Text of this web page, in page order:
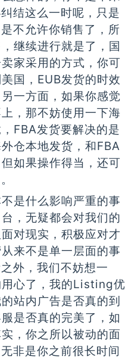
结这么一时呢，只是
不允许你销售了，所
继续进行就是了，国
家采用的方式，你可
国，EUB发货的时效
一方面，如果你感觉
，那不妨使用一下海
FBA发货要解决的是
仓本地发货，和FBA
如果操作得当，还可
是什么影响严重的事
，无疑都会对我们的
对现实，积极应对才
来不是单一层面的事
外，我们不妨想一
心了，我的Listing优
站内广告是否真的到
是否真的完美了，如
，你之所以被动的面
非是你之前很长时间